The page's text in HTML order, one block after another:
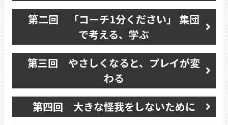
第二回 「コーチ1分ください」 集団
で考える、学ぶ
第三回 やさしくなると、プレイが変
わる
第四回 大きな怪我をしないために